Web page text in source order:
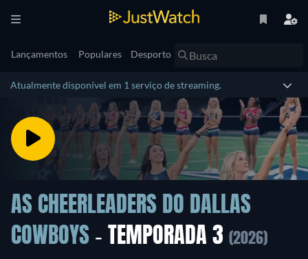
Lançamentos Populares Desporto
Atualmente disponível em 1 serviço de streaming.
AS CHEERLEADERS DO DALLAS
COWBOYS - TEMPORADA 3 (2026)